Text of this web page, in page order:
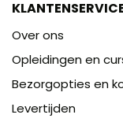
Over ons
Opleidingen en
Bezorgopties en
Levertijden